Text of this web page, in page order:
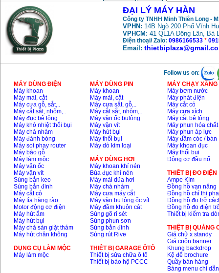
ĐẠI LÝ MÁY HÀN
Công ty TNHH Minh Thiên Long -
VPHN: 14B Ngõ 200 Phố Vĩnh
VPHCM: 41 QL1A Đông Lân, Bà
Điện thoại/ Zalo: 0986166533 *
Email:
Follow us on:
MÁY DÙNG ĐIỆN
Máy khoan
Máy mài, cắt
Máy cưa gỗ, sắt,..
Máy cắt sắt, nhôm,..
Máy đục bê tông
Máy khò nhiệt thổi bụi
Máy chà nhám
Máy đánh bóng
Máy soi phay router
Máy bào gỗ
Máy làm mộc
Máy vặn ốc
Máy vặn vít
Súng bắn keo
Súng bắn đinh
Máy cắt cỏ
Máy tỉa hàng rào
Motor động cơ điện
Máy hút ẩm
Máy hút bụi
Máy chà sàn giặt thảm
Máy hút chân không
DỤNG CỤ LÀM MỘC
Máy làm mộc
MÁY DÙNG PIN
Máy khoan
Máy mài, cắt
Máy cưa sắt, gỗ,..
Máy cắt sắt, nhôm,..
Máy vặn ốc bulông
Máy vặn vít
Máy hút bụi
Máy thổi bụi
Máy dò kim loại
MÁY DÙNG HƠI
Máy khoan khí nén
Búa đục khí nén
Máy mài dũa hơi
Máy chà nhám
Máy cưa máy cắt
Máy vặn bu lông ốc vít
Máy đầm khuôn cát
Súng gõ rỉ sét
Súng phun sơn
Súng bắn đinh
Súng rút Rive
THIÊT BỊ GARAGE ÔTÔ
Thiết bị sửa chữa ô tô
Thiết bị bảo hộ PCCC
MÁY CHẠY
Máy bơm nước
Máy phát điện
Máy cắt cỏ
Máy cưa xích
Máy cắt bê tông
Máy phun hóa chất
Máy phun áp lực
Máy đầm cóc / bàn
Máy khoan đục
Máy thổi bụi
Động cơ đầu nổ
THIÊT BỊ ĐO ĐIỆN
Ampe Kìm
Đồng hồ vạn năng
Đồng hồ chỉ thị pha
Đồng hồ đo trở
Đồng hồ đo điện
Thiết bị kiểm tra
THIỆT BỊ QUẢNG
Giá chữ x standy
Giá cuốn banner
Khung backdrop
Kệ để brochure
Quầy bán hàng
Bảng menu chỉ dẫn